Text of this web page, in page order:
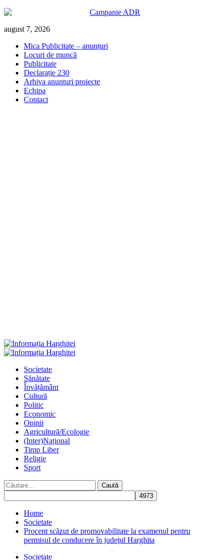
Skip
content
august 7, 2026
Mica Publicitate – anunțuri
Locuri de muncă
Publicitate
Declarație 230
Arhiva anunturi proiecte
Echipa
Contact
Primary
Societate
Sănătate
Învățământ
Cultură
Politic
Economic
Opinii
Agricultură/Ecologie
(Inter)Național
Timp Liber
Religie
Sport
Caută
după:
Home
Societate
Procent scăzut de promovabilitate la examenul pentru
permisul de conducere în judeţul Harghita
Societate